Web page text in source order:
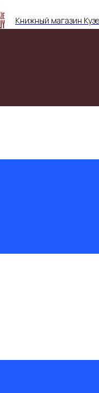
Книжный магазин